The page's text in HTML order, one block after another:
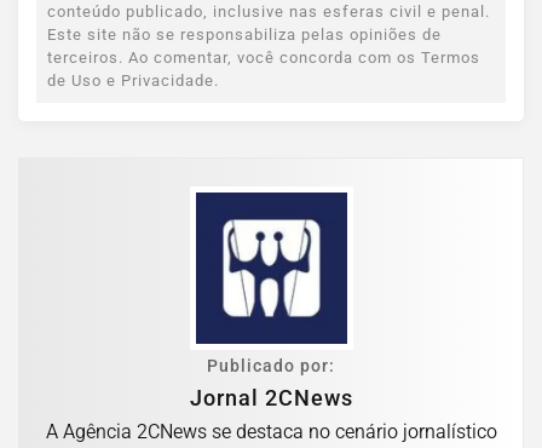
conteúdo publicado, inclusive nas esferas civil e penal.
Este site não se responsabiliza pelas opiniões de
terceiros. Ao comentar, você concorda com os Termos
de Uso e Privacidade.
Publicado por:
Jornal 2CNews
A Agência 2CNews se destaca no cenário jornalístico